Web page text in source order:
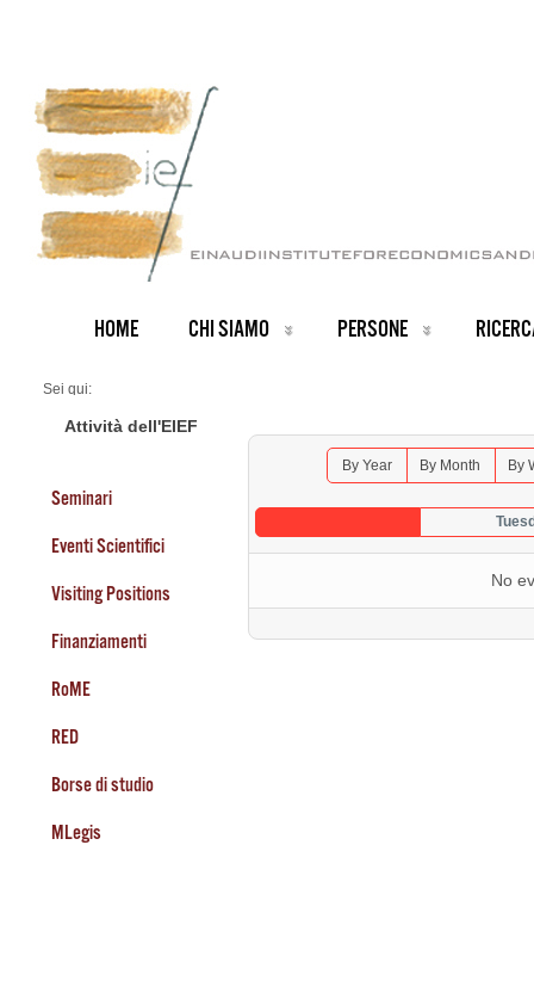
HOME CHI SIAMO PERSONE
Sei qui:
Seminars 2026
Attività dell'EIEF
Seminari
Eventi Scientifici
Visiting Positions
Finanziamenti
RoME
RED
Borse di studio
MLegis
By Year By Month By
No